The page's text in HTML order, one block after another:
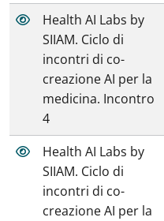
Health AI Labs by
SIIAM. Ciclo di
incontri di co-
creazione AI per la
medicina. Incontro
4
Health AI Labs by
SIIAM. Ciclo di
incontri di co-
creazione AI per la